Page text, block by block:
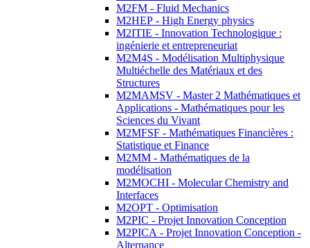
M2FM - Fluid Mechanics
M2HEP - High Energy physics
M2ITIE - Innovation Technologique :
ingénierie et entrepreneuriat
M2M4S - Modélisation Multiphysique
Multiéchelle des Matériaux et des
Structures
M2MAMSV - Master 2 Mathématiques et
Applications - Mathématiques pour les
Sciences du Vivant
M2MFSF - Mathématiques Financières :
Statistique et Finance
M2MM - Mathématiques de la
modélisation
M2MOCHI - Molecular Chemistry and
Interfaces
M2OPT - Optimisation
M2PIC - Projet Innovation Conception
M2PICA - Projet Innovation Conception -
Alternance